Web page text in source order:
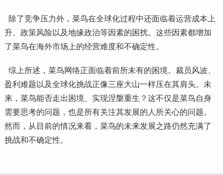
除了竞争压力外，菜鸟在全球化过程中还面临着运营成本上
升、政策风险以及地缘政治等因素的困扰。这些因素都增加
了菜鸟在海外市场上的经营难度和不确定性。
综上所述，菜鸟网络正面临着前所未有的困境。裁员风波、
盈利难题以及全球化挑战正像三座大山一样压在其肩头。未
来，菜鸟能否走出困境、实现涅槃重生？这不仅是菜鸟自身
需要思考的问题，也是所有关注其发展的人所关心的问题。
然而，从目前的情况来看，菜鸟的未来发展之路仍然充满了
挑战和不确定性。